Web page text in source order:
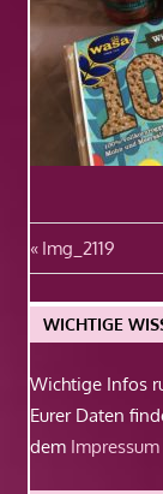
Vorheriger
Beitrag:
Img_2119
WICHTIGE
Wichtige Infos
Eurer Daten
dem Impressum